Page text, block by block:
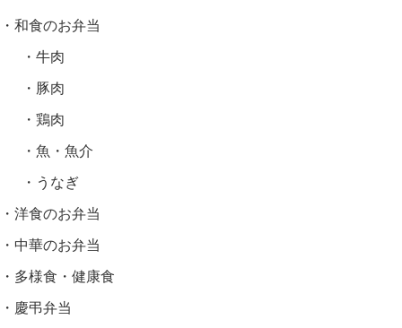
和食のお弁当
牛肉
豚肉
鶏肉
魚・魚介
うなぎ
洋食のお弁当
中華のお弁当
多様食・健康食
慶弔弁当